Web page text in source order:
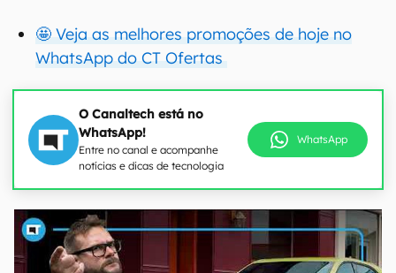
🤩 Veja as melhores promoções de hoje no
WhatsApp do CT Ofertas
O Canaltech está no
WhatsApp!
Entre no canal e acompanhe
notícias e dicas de tecnologia
WhatsApp